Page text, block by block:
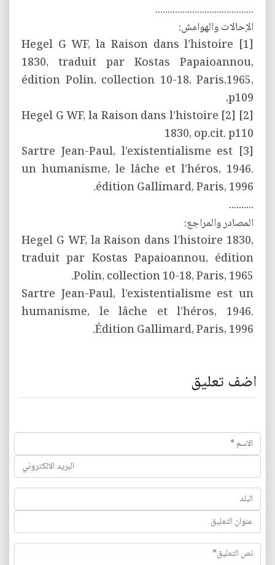
........................................
الإحالات والهوامش:
[1] Hegel G WF, la Raison dans l’histoire
1830, traduit par Kostas Papaioannou,
édition Polin, collection 10-18, Paris,1965,
p109,
[2] [2] Hegel G WF, la Raison dans l’histoire
1830, op.cit. p110
[3] Sartre Jean-Paul, l’existentialisme est
un humanisme, le lâche et l’héros, 1946.
édition Gallimard, Paris, 1996.
..........
المصادر والمراجع:
Hegel G WF, la Raison dans l’histoire 1830,
traduit par Kostas Papaioannou, édition
Polin, collection 10-18, Paris, 1965.
Sartre Jean-Paul, l’existentialisme est un
humanisme, le lâche et l’héros, 1946.
Édition Gallimard, Paris, 1996.
اضف تعليق